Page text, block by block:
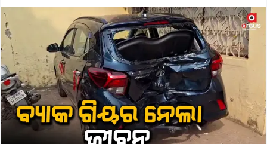
Argus Chalo Dekhein Apna Desh